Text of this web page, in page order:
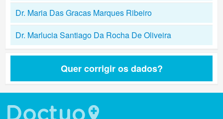
Dr. Maria Das Gracas Marques Ribeiro
Dr. Marlucia Santiago Da Rocha De Oliveira
Quer corrigir os dados?